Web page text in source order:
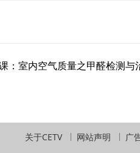
：室内空气质量之甲醛检测与
关于CETV 网站声明 广